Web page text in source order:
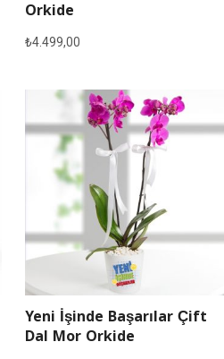
Orkide
₺4.499,00
Yeni İşinde Başarılar Çift
Dal Mor Orkide